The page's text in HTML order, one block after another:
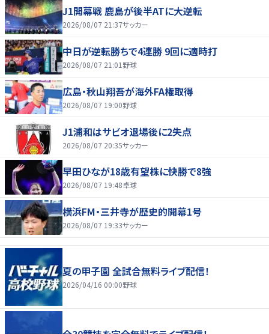
J1開幕戦 鹿島が後半ATに大逆転
2026/08/07 21:37サッカー
中日が逆転勝ちで4連勝 9回に適時打
2026/08/07 21:01 野球
広島・秋山翔吾が海外FA権取得
2026/08/07 19:00野球
J1浦和はサビオ退場後に2失点
2026/08/07 20:35サッカー
早田ひなが18歳有望株に快勝で8強
2026/08/07 19:48卓球
横浜FM・三井寺が歴史的開幕1号
2026/08/07 19:33サッカー
夏の甲子園 全試合無料ライブ配信！
2026/04/16 00:00野球